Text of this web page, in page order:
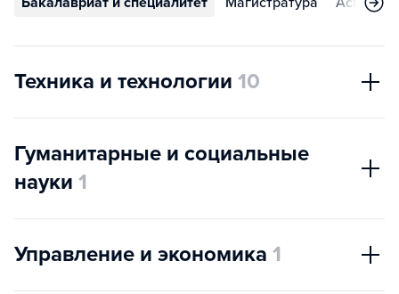
Техника и технологии 10
Гуманитарные и социальные
науки 1
Управление и экономика 1